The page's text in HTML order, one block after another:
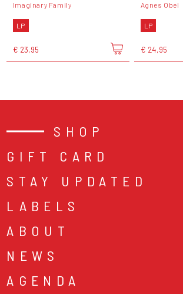
Imaginary Family
LP
€ 23,95
Agnes Obel
LP
€ 24,95
SHOP
GIFT CARD
STAY UPDATED
LABELS
ABOUT
NEWS
AGENDA